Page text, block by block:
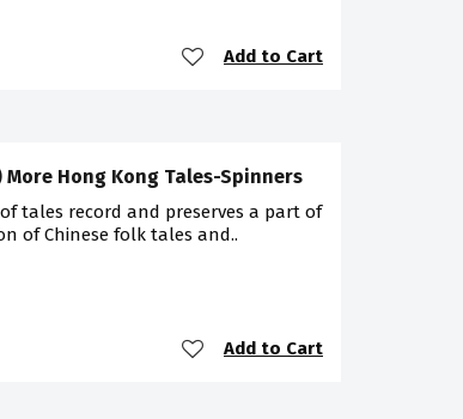
Add to Cart
More Hong Kong Tales-Spinners
tales record and preserves a part of
of Chinese folk tales and..
Add to Cart